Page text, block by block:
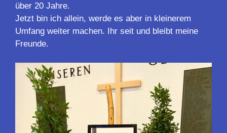
über 20 Jahre.
Jetzt bin ich allein, werde es aber in kleinerem
Umfang weiter machen. Ihr seit und bleibt meine
Freunde.